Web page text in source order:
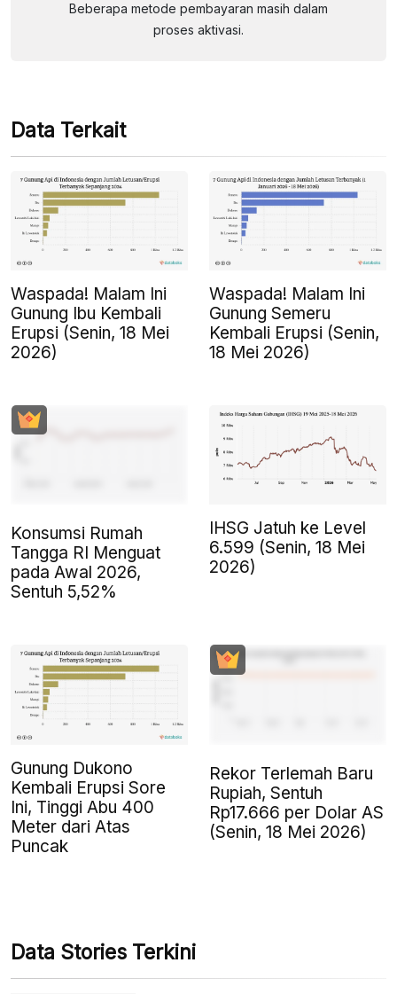
Beberapa metode pembayaran masih dalam
proses aktivasi.
Data Terkait
Waspada! Malam Ini
Gunung Ibu Kembali
Erupsi (Senin, 18 Mei
2026)
Waspada! Malam Ini
Gunung Semeru
Kembali Erupsi (Senin,
18 Mei 2026)
Konsumsi Rumah
Tangga RI Menguat
pada Awal 2026,
Sentuh 5,52%
IHSG Jatuh ke Level
6.599 (Senin, 18 Mei
2026)
Gunung Dukono
Kembali Erupsi Sore
Ini, Tinggi Abu 400
Meter dari Atas
Puncak
Rekor Terlemah Baru
Rupiah, Sentuh
Rp17.666 per Dolar AS
(Senin, 18 Mei 2026)
Data Stories Terkini